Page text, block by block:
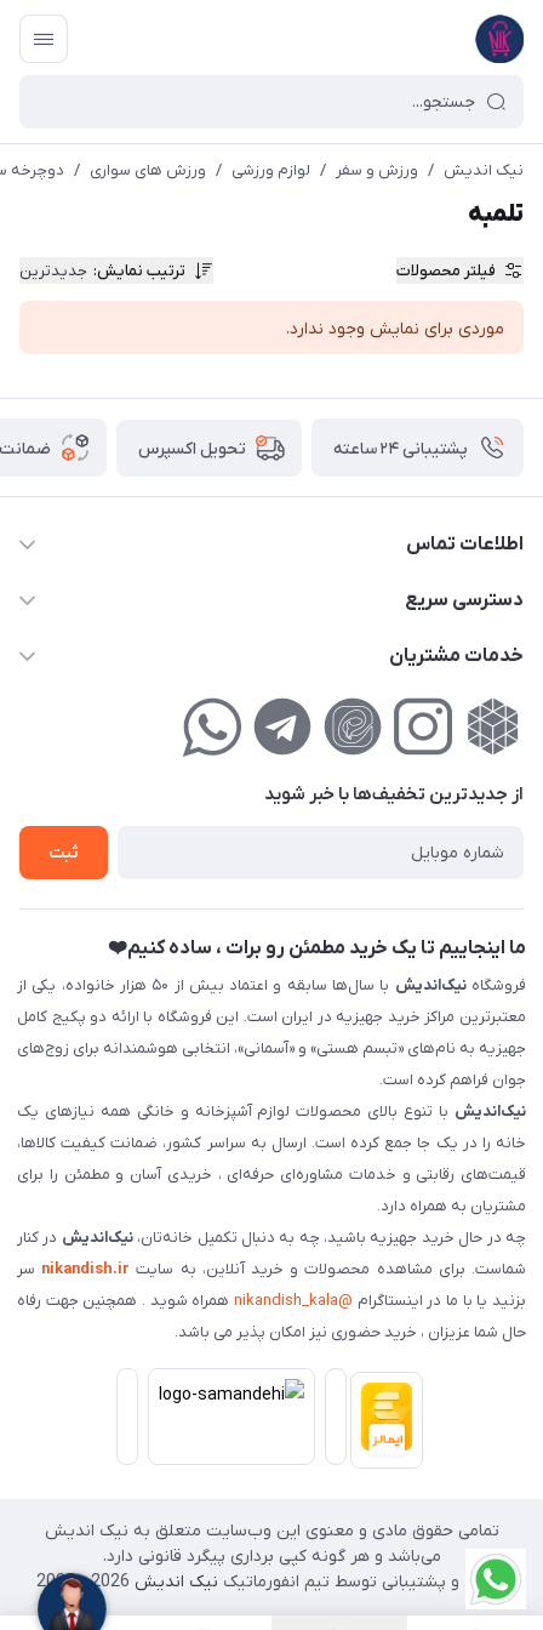
نیک اندیش / ورزش و سفر / لوازم ورزشی / ورزش های سواری / دوچرخه
تلمبه
فیلتر محصولات ترتیب نمایش: جدیدترین
موردی برای نمایش وجود ندارد.
پشتیبانی ۲۴ ساعته تحویل اکسپرس ضمانت
اطلاعات تماس
02177111474
کوچه گلریز 4 غربی ، پلاک 13
دسترسی سریع
حساب کاربری
لیست محصولات
خدمات مشتریان
راهنمای‌خرید‌آنلاین
حریم خصوصی
فروش‌اقساطی
از جدید‌ترین تخفیف‌ها با‌ خبر شوید
ثبت
ما اینجاییم تا یک خرید مطمئن رو برات ، ساده کنیم❤️
فروشگاهنیک‌اندیش
با سال‌ها سابقه و اعتماد بیش از ۵۰ هزار خانواده، یکی از
معتبرترین مراکز خرید جهیزیه در ایران است. این فروشگاه با ارائه دو پکیج کامل
جهیزیه به نام‌های «تبسم هستی» و «آسمانی»، انتخابی هوشمندانه برای زوج‌های
جوان فراهم کرده است.
نیک‌اندیش با تنوع بالای محصولات لوازم آشپزخانه و خانگی همه نیازهای یک
خانه را در یک جا جمع کرده است. ارسال به سراسر کشور، ضمانت کیفیت کالاها،
قیمت‌های رقابتی و خدمات مشاوره‌ای حرفه‌ای ، خریدی آسان و مطمئن را برای
مشتریان به همراه دارد.
چه در حال خرید جهیزیه باشید، چه به دنبال تکمیل خانه‌تان،نیک‌اندیش در کنار
شماست. برای مشاهده محصولات و خرید آنلاین، به سایت nikandish.ir سر
بزنید یا با ما در اینستاگرام @nikandish_kala
همراه شوید . همچنین جهت رفاه
حال شما عزیزان ، خرید حضوری نیز امکان پذیر می باشد.
تمامی حقوق مادی و معنوی این وب‌سایت متعلق به نیک اندیش
می‌باشد و هر گونه کپی برداری پیگرد قانونی دارد.
طراحی و پشتیبانی توسط تیم انفورماتیک نیک اندیش 2026 - 2025